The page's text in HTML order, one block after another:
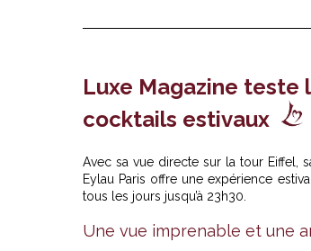
Luxe Magazine teste
cocktails estivaux
Avec sa vue directe sur la tour Eiffel,
Eylau Paris offre une expérience
tous les jours jusqu’à 23h30.
Une vue imprenable et une